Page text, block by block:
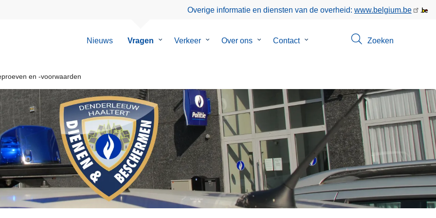
Overige informatie en diensten van de overheid: www.belgium.be
Nieuws Vragen
Submenu
Verkeer
SubmenuOver ons
Submenu
Contact
Submenu
Zoeken
en -voorwaarden